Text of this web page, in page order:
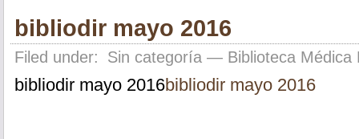
bibliodir mayo 2016
Filed under: Sin categoría— Biblioteca Médica
bibliodir mayo 2016bibliodir mayo 2016